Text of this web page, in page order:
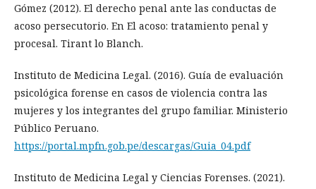
Gómez (2012). El derecho penal ante las conductas de
acoso persecutorio. En El acoso: tratamiento penal y
procesal. Tirant lo Blanch.
Instituto de Medicina Legal. (2016). Guía de evaluación
psicológica forense en casos de violencia contra las
mujeres y los integrantes del grupo familiar. Ministerio
Público Peruano.
https://portal.mpfn.gob.pe/descargas/Guia_04.pdf
Instituto de Medicina Legal y Ciencias Forenses. (2021).